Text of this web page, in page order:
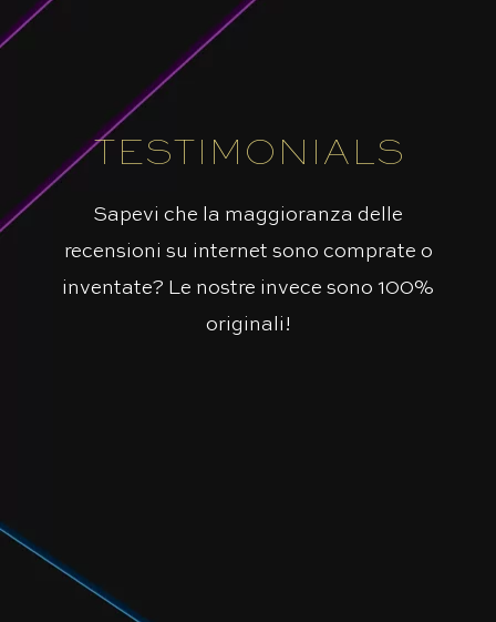
TESTIMONIALS
Sapevi che la maggioranza delle
recensioni su internet sono comprate o
inventate? Le nostre invece sono 100%
originali!
Mi hanno insegnato che non si
Loro sono Beyonce sempre.
Ho insegnato loro che nella
progettazione l’importante è il